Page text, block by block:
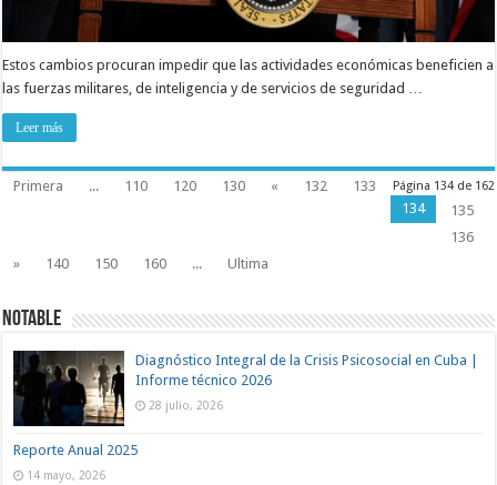
Estos cambios procuran impedir que las actividades económicas beneficien a
las fuerzas militares, de inteligencia y de servicios de seguridad …
Leer más
Página 134 de 162
Primera ... 110 120 130 « 132
133
134
135
136
»
140 150 160 ... Ultima
Notable
Diagnóstico Integral de la Crisis Psicosocial en Cuba |
Informe técnico 2026
28 julio, 2026
Reporte Anual 2025
14 mayo, 2026